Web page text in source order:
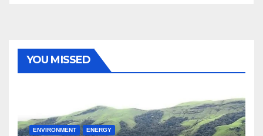
YOU MISSED
ENVIRONMENT ENERGY